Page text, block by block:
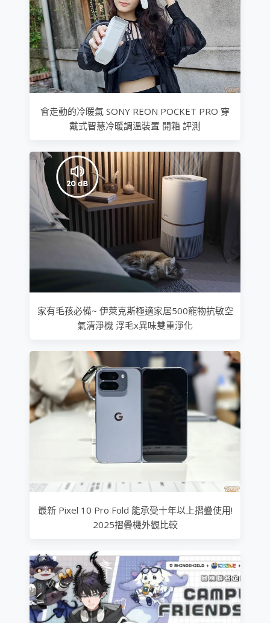
會走動的冷暖氣 SONY REON POCKET PRO 穿
戴式智慧冷暖調溫裝置 開箱 評測
家有毛孩必備~ 伊萊克斯極適家居500寵物抗敏空
氣清淨機 浮毛x異味雙重淨化
最新 Pixel 10 Pro Fold 能承受十年以上摺疊使用!
2025摺疊機外觀比較